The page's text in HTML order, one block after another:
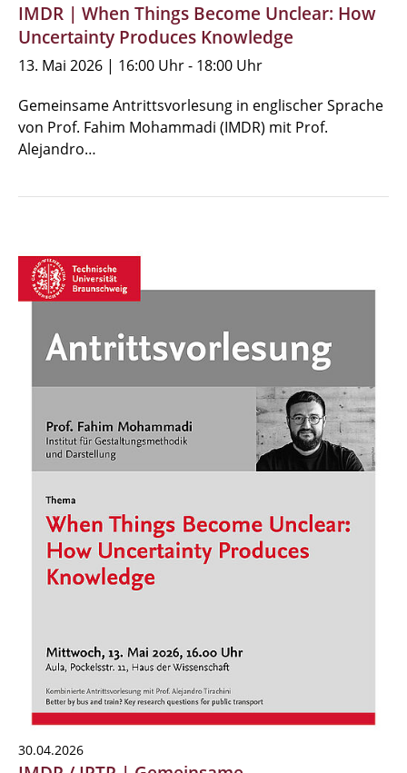
IMDR | When Things Become Unclear: How
Uncertainty Produces Knowledge
13. Mai 2026 | 16:00 Uhr - 18:00 Uhr
Gemeinsame Antrittsvorlesung in englischer Sprache
von Prof. Fahim Mohammadi (IMDR) mit Prof.
Alejandro…
30.04.2026